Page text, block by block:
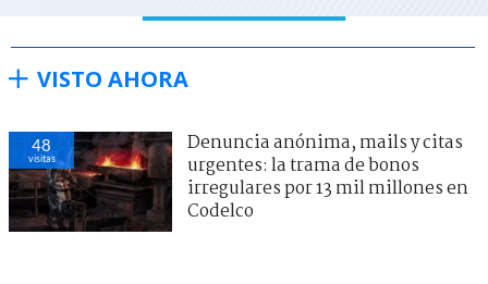
VISTO AHORA
48
visitas
Denuncia anónima, mails y citas
urgentes: la trama de bonos
irregulares por 13 mil millones en
Codelco